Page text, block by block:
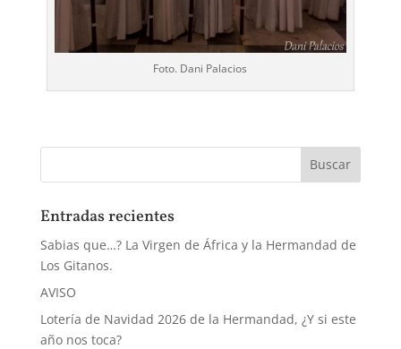
Foto. Dani Palacios
Entradas recientes
Sabias que…? La Virgen de África y la Hermandad de
Los Gitanos.
AVISO
Lotería de Navidad 2026 de la Hermandad, ¿Y si este
año nos toca?